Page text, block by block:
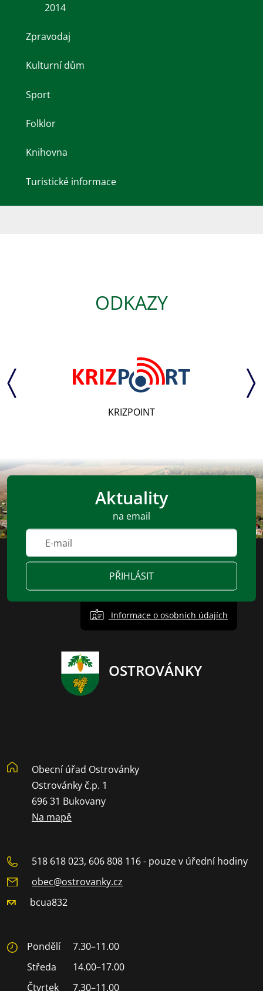
2014
Zpravodaj
Kulturní dům
Sport
Folklor
Knihovna
Turistické informace
ODKAZY
Senát
Aktuality
na email
PŘIHLÁSIT
Informace o osobních údajích
OSTROVÁNKY
Obecní úřad Ostrovánky
Ostrovánky č.p. 1
696 31 Bukovany
Na mapě
518 618 023, 606 808 116 - pouze v úřední hodiny
obec@ostrovanky.cz
bcua832
Pondělí
7.30–11.00
Středa
14.00–17.00
Čtvrtek
7.30–11.00